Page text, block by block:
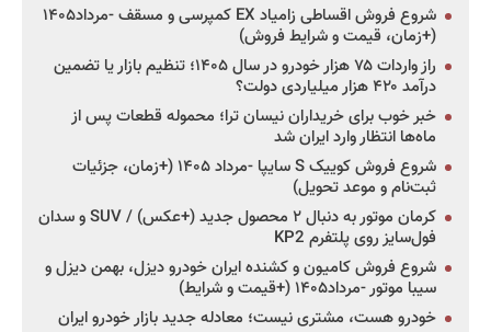
شروع فروش اقساطی زامیاد EX کمپرسی و مسقف -مرداد۱۴۰۵
(+زمان، قیمت و شرایط فروش)
راز واردات ۷۵ هزار خودرو در سال ۱۴۰۵؛ تنظیم بازار یا تضمین
درآمد ۴۲۰ هزار میلیاردی دولت؟
خبر خوب برای خریداران نیسان ترا؛ محموله قطعات پس از
ماه‌ها انتظار وارد ایران شد
شروع فروش کوییک S سایپا -مرداد ۱۴۰۵ (+زمان، جزئیات
ثبت‌نام و موعد تحویل)
کرمان موتور به دنبال ۲ محصول جدید (+عکس) / SUV و سدان
فول‌سایز روی پلتفرم KP2
شروع فروش کامیون و کشنده ایران خودرو دیزل، بهمن دیزل و
سیبا موتور -مرداد۱۴۰۵ (+قیمت و شرایط)
خودرو هست، مشتری نیست؛ معادله جدید بازار خودرو ایران